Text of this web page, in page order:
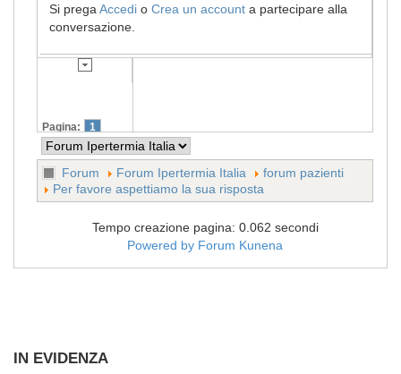
Si prega Accedi o Crea un account a partecipare alla
conversazione.
Pagina: 1
Forum Forum Ipertermia Italia
forum pazienti
Per favore aspettiamo la sua risposta
Tempo creazione pagina: 0.062 secondi
Powered by Forum Kunena
IN EVIDENZA